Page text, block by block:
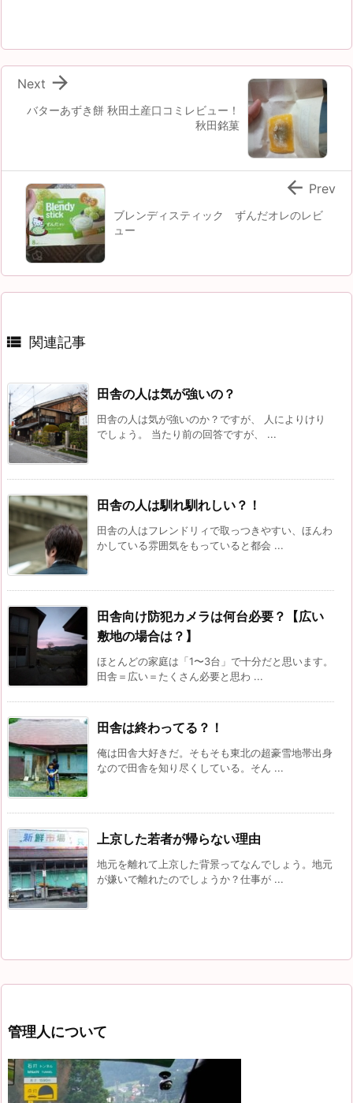
バターあずき餅 秋田土産口コミレビュー！
秋田銘菓

Next
ブレンディスティック ずんだオレのレビ
ュー
 Prev
 関連記事
田舎の人は気が強いの？
田舎の人は気が強いのか？ですが、 人によりけり
でしょう。 当たり前の回答ですが、 ...
田舎の人は馴れ馴れしい？！
田舎の人はフレンドリィで取っつきやすい、ほんわ
かしている雰囲気をもっていると都会 ...
田舎向け防犯カメラは何台必要？【広い
敷地の場合は？】
ほとんどの家庭は「1〜3台」で十分だと思います。
田舎＝広い＝たくさん必要と思わ ...
田舎は終わってる？！
俺は田舎大好きだ。そもそも東北の超豪雪地帯出身
なので田舎を知り尽くしている。そん ...
上京した若者が帰らない理由
地元を離れて上京した背景ってなんでしょう。地元
が嫌いで離れたのでしょうか？仕事が ...
管理人について